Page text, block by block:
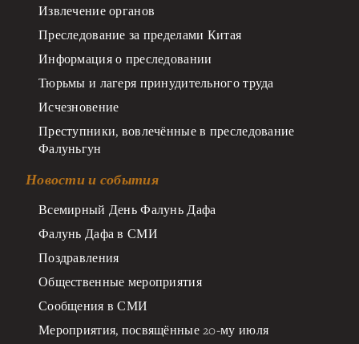
Извлечение органов
Преследование за пределами Китая
Информация о преследовании
Тюрьмы и лагеря принудительного труда
Исчезновение
Преступники, вовлечённые в преследование
Фалуньгун
Новости и события
Всемирный День Фалунь Дафа
Фалунь Дафа в СМИ
Поздравления
Общественные мероприятия
Сообщения в СМИ
Мероприятия, посвящённые 20-му июля